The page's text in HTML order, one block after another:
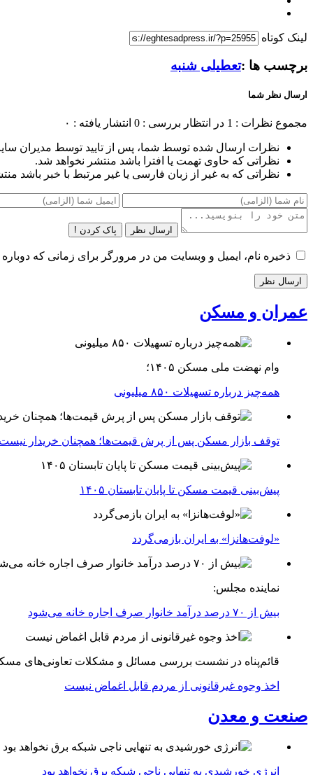
لینک کوتاه
برچسب ها :تعطیلی شنبه
ارسال نظر شما
مجموع نظرات : 1 در انتظار بررسی : 0 انتشار یافته : ۰
نظرات ارسال شده توسط شما، پس از تایید توسط مدیران
نظراتی که حاوی تهمت یا افترا باشد منتشر نخواهد شد.
نظراتی که به غیر از زبان فارسی یا غیر مرتبط با خبر باشد
ارسال نظر پاک کردن !
ذخیره نام، ایمیل و وبسایت من در مرورگر برای زمانی که
عمران و مسکن
وام نهضت ملی مسکن ۱۴۰۵؛
همه‌چیز درباره تسهیلات ۸۵۰ میلیونی
توقف بازار مسکن پس از پرش قیمت‌ها؛ همچنان خریدار
پیش‌بینی قیمت مسکن تا پایان تابستان ۱۴۰۵
«لوفت‌هانزا» به ایران بازمی‌گردد
نماینده مجلس:
بیش از ۷۰ درصد درآمد خانوار صرف اجاره خانه می‌شود
قائم‌پناه در نشست بررسی مسائل و مشکلات تعاونی‌های
اخذ وجوه غیرقانونی از مردم قابل اغماض نیست
صنعت و معدن
انرژی خورشیدی به تنهایی ناجی شبکه برق نخواهد بود